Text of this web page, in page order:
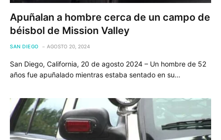
Apuñalan a hombre cerca de un campo de
béisbol de Mission Valley
SAN DIEGO AGOSTO 20, 2024
San Diego, California, 20 de agosto 2024 – Un hombre de 52
años fue apuñalado mientras estaba sentado en su…